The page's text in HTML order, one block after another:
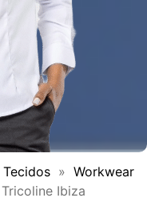
Tecidos » Workwear
Tricoline Ibiza